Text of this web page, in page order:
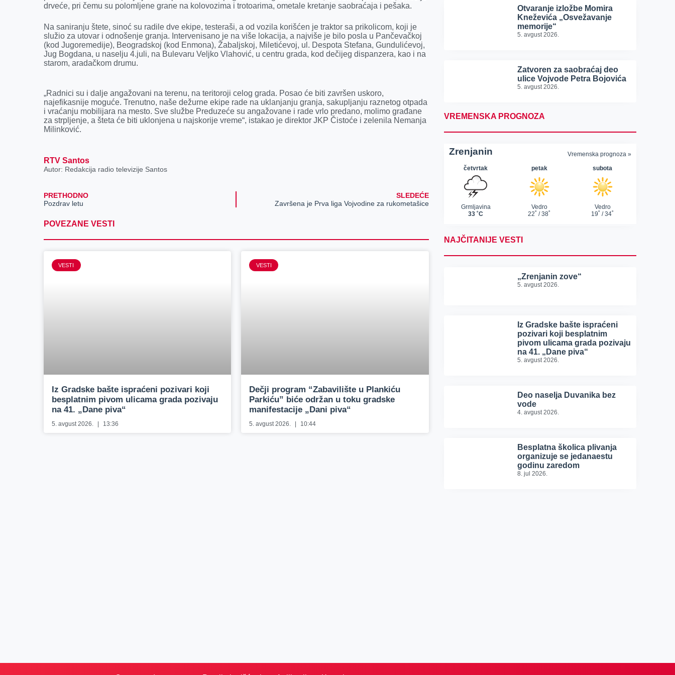
o
g
r
I
p
drveće, pri čemu su polomljene grane na kolovozima i trotoarima, ometale kretanje saobraćaja i pešaka.
Na saniranju štete, sinoć su radile dve ekipe, testeraši, a od vozila korišćen je traktor sa prikolicom, koji je
služio za utovar i odnošenje granja. Intervenisano je na više lokacija, a najviše je bilo posla u Pančevačkoj
(kod Jugoremedije), Beogradskoj (kod Enmona), Žabaljskoj, Miletićevoj, ul. Despota Stefana, Gundulićevoj,
Jug Bogdana, u naselju 4.juli, na Bulevaru Veljko Vlahović, u centru grada, kod dečijeg dispanzera, kao i na
starom, aradačkom drumu.
„Radnici su i dalje angažovani na terenu, na teritoroji celog grada. Posao će biti završen uskoro,
najefikasnije moguće. Trenutno, naše dežurne ekipe rade na uklanjanju granja, sakupljanju raznetog otpada
i vraćanju mobilijara na mesto. Sve službe Preduzeće su angažovane i rade vrlo predano, molimo građane
za strpljenje, a šteta će biti uklonjena u najskorije vreme“, istakao je direktor JKP Čistoće i zelenila Nemanja
Milinković.
RTV Santos
Autor: Redakcija radio televizije Santos
PRETHODNO
Pozdrav letu
SLEDEĆE
Završena je Prva liga Vojvodine za rukometašice
POVEZANE VESTI
VESTI
Iz Gradske bašte ispraćeni pozivari koji
besplatnim pivom ulicama grada pozivaju
na 41. „Dane piva“
5. avgust 2026. 13:36
VESTI
Dečji program “Zabavilište u Plankiću
Parkiću” biće održan u toku gradske
manifestacije „Dani piva“
5. avgust 2026. 10:44
Otvaranje izložbe Momira
Kneževića „Osvežavanje
memorije“
5. avgust 2026.
Zatvoren za saobraćaj deo
ulice Vojvode Petra Bojovića
5. avgust 2026.
VREMENSKA PROGNOZA
NAJČITANIJE VESTI
„Zrenjanin zove“
5. avgust 2026.
Iz Gradske bašte ispraćeni
pozivari koji besplatnim
pivom ulicama grada pozivaju
na 41. „Dane piva“
5. avgust 2026.
Deo naselja Duvanika bez
vode
4. avgust 2026.
Besplatna školica plivanja
organizuje se jedanaestu
godinu zaredom
8. jul 2026.